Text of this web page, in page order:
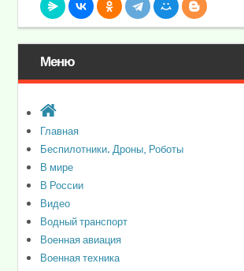
Меню
Главная
Беспилотники. Дроны, Роботы
В мире
В России
Видео
Водный транспорт
Военная авиация
Военная техника